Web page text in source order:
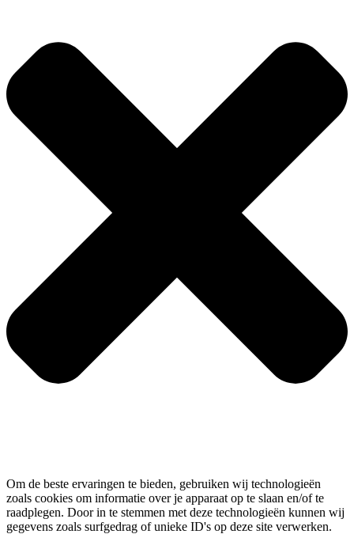
Om de beste ervaringen te bieden, gebruiken wij technologieën
zoals cookies om informatie over je apparaat op te slaan en/of te
raadplegen. Door in te stemmen met deze technologieën kunnen wij
gegevens zoals surfgedrag of unieke ID's op deze site verwerken.